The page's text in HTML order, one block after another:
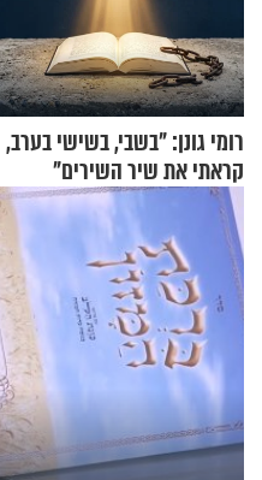
רומי גונן: "בשבי, בשישי בערב,
קראתי את שיר השירים"